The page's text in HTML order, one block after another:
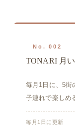
No. 002
TONARI 月
毎月1日に、5街
子連れで楽しめ
毎月1日に更新